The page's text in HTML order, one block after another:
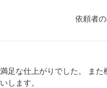
依頼者
足な仕上がりでした。 また
します。